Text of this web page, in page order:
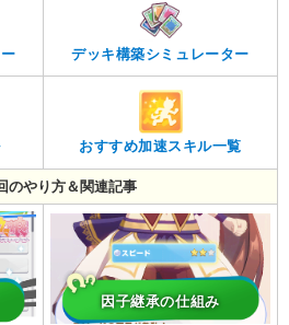
デッキ構築シミュレーター
おすすめ加速スキル一覧
のやり方＆関連記事
因子継承の仕組み